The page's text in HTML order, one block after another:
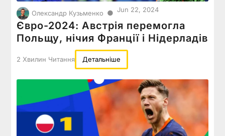
Олександр Кузьменко ● Jun 22, 2024
Євро-2024: Австрія перемогла
Польщу, нічия Франції і Нідерладів
2 Хвилин Читання Детальніше